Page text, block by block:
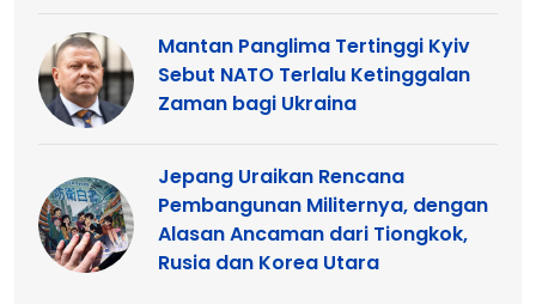
Mantan Panglima Tertinggi Kyiv
Sebut NATO Terlalu Ketinggalan
Zaman bagi Ukraina
Jepang Uraikan Rencana
Pembangunan Militernya, dengan
Alasan Ancaman dari Tiongkok,
Rusia dan Korea Utara